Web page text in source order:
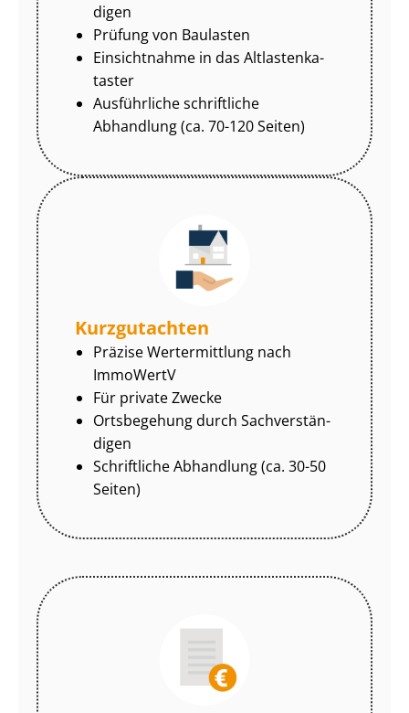
di­gen
Prüfung von Baulasten
Einsichtnahme in das Alt­las­ten­ka­
tas­ter
Ausführliche schriftliche
Abhandlung (ca. 70-120 Seiten)
Kurzgutachten
Präzise Wertermittlung nach
ImmoWertV
Für private Zwecke
Ortsbegehung durch Sach­ver­stän­
di­gen
Schriftliche Abhandlung (ca. 30-50
Seiten)